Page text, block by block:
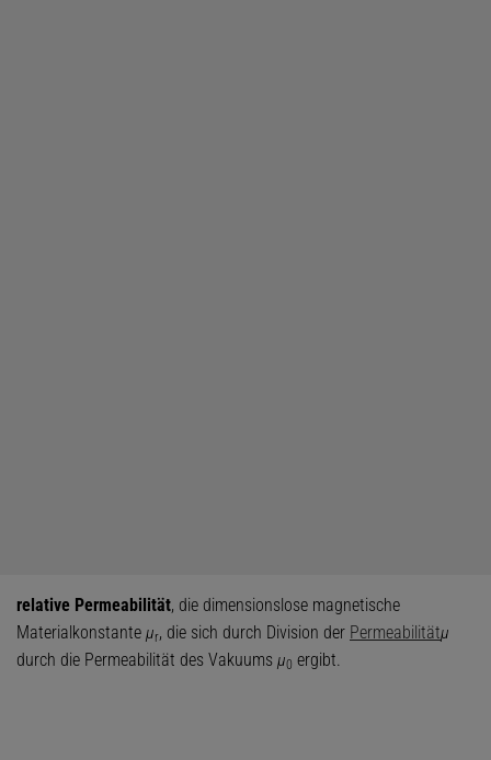
relative Permeabilität, die dimensionslose magnetische
Materialkonstante μr, die sich durch Division der Permeabilitätμ
durch die Permeabilität des Vakuums μ0 ergibt.